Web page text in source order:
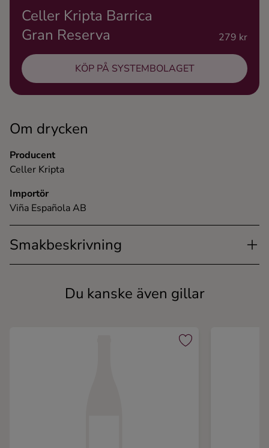
Om drycken
Producent
Celler Kripta
Importör
Viña Española AB
Smakbeskrivning
Celler Kripta Barrica
Gran Reserva
279 kr
KÖP PÅ SYSTEMBOLAGET
Du kanske även gillar